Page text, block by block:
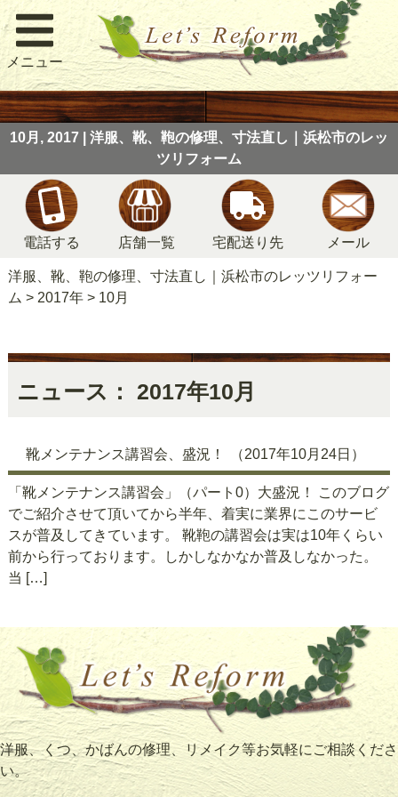
メニュー
10月, 2017 | 洋服、靴、鞄の修理、寸法直し｜浜松市のレッ
ツリフォーム
電話する 店舗一覧 宅配送り先 メール
洋服、靴、鞄の修理、寸法直し｜浜松市のレッツリフォー
ム > 2017年> 10月
ニュース： 2017年10月
靴メンテナンス講習会、盛況！ （2017年10月24日）
「靴メンテナンス講習会」（パート0）大盛況！ このブログ
でご紹介させて頂いてから半年、着実に業界にこのサービ
スが普及してきています。 靴鞄の講習会は実は10年くらい
前から行っております。しかしなかなか普及しなかった。
当 […]
洋服、くつ、かばんの修理、リメイク等お気軽にご相談くださ
い。